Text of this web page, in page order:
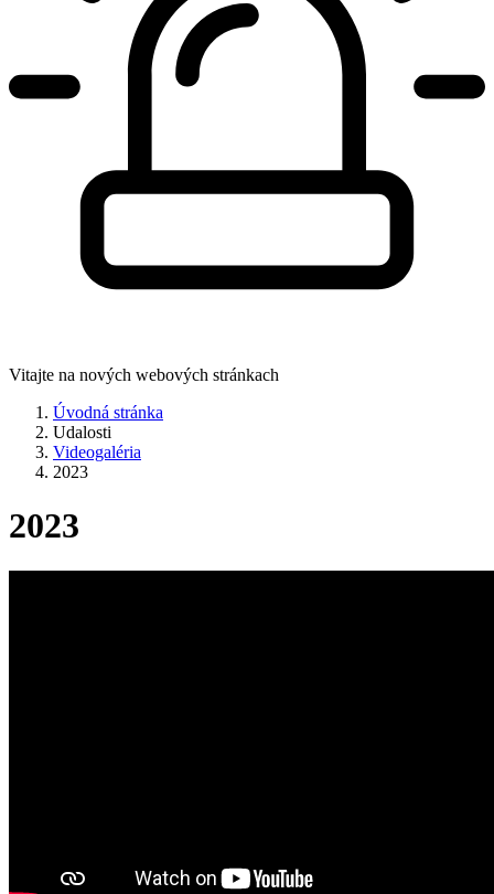
Vitajte na nových webových stránkach
Úvodná stránka
Udalosti
Videogaléria
2023
2023